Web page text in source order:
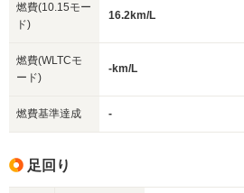
燃費(10.15モー
ド)
16.2km/L
燃費(WLTCモ
ード)
-km/L
燃費基準達成 -
足回り